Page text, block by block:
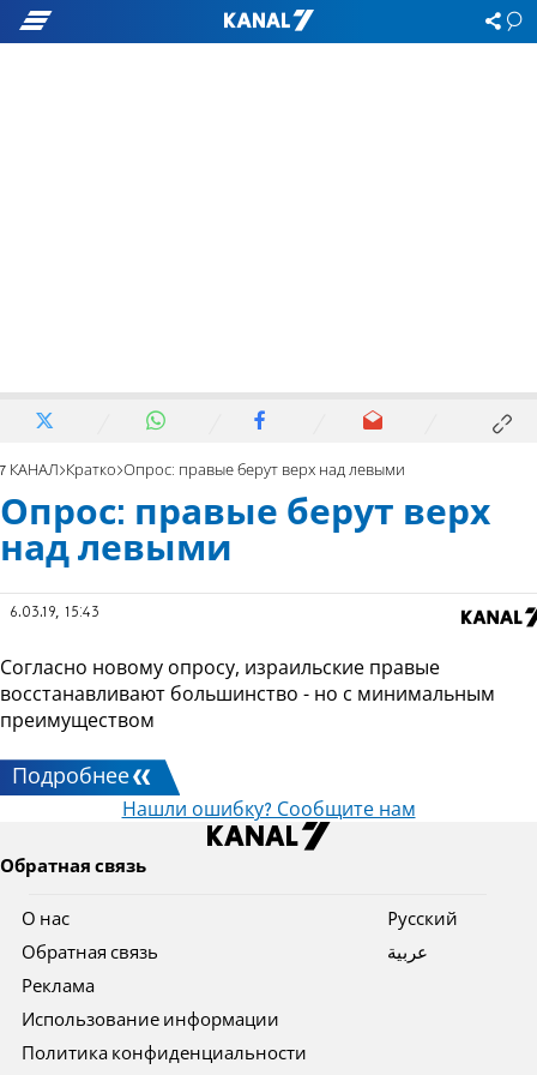
7 КАНАЛ Кратко Опрос: правые берут верх над левыми
Опрос: правые берут верх
над левыми
6.03.19, 15:43
Согласно новому опросу, израильские правые
восстанавливают большинство - но с минимальным
преимуществом
Подробнее
Нашли ошибку? Сообщите нам
Обратная связь
О нас
Обратная связь
Реклама
Использование информации
Политика конфиденциальности
Pусский
عربية